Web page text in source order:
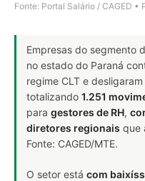
Fonte: Portal Salário / CAGED
Empresas do segmento
no estado do Paraná
regime CLT e desligaram
totalizando 1.251
para gestores de RH,
diretores regionais que
Fonte: CAGED/MTE.
O setor está com